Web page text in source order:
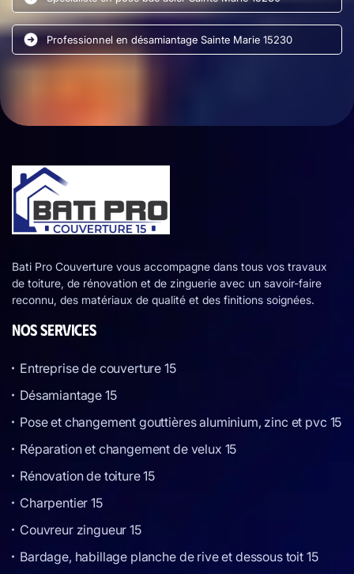
Professionnel en désamiantage Sainte Marie 15230
Bati Pro Couverture vous accompagne dans tous vos travaux
de toiture, de rénovation et de zinguerie avec un savoir-faire
reconnu, des matériaux de qualité et des finitions soignées.
NOS SERVICES
Entreprise de couverture 15
Désamiantage 15
Pose et changement gouttières aluminium, zinc et pvc 15
Réparation et changement de velux 15
Rénovation de toiture 15
Charpentier 15
Couvreur zingueur 15
Bardage, habillage planche de rive et dessous toit 15